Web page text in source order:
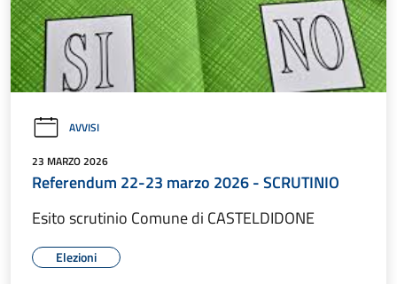
AVVISI
23 MARZO 2026
Referendum 22-23 marzo 2026 - SCRUTINIO
Esito scrutinio Comune di CASTELDIDONE
Elezioni